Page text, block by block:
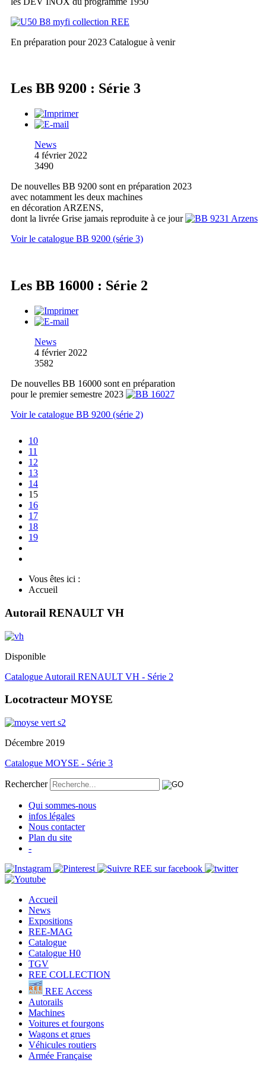
En préparation pour 2023 Catalogue à venir
Les BB 9200 : Série 3
News
4 février 2022
3490
De nouvelles BB 9200 sont en préparation 2023
avec notamment les deux machines
en décoration ARZENS,
dont la livrée Grise jamais reproduite à ce jour
Voir le catalogue BB 9200 (série 3)
Les BB 16000 : Série 2
News
4 février 2022
3582
De nouvelles BB 16000 sont en préparation
pour le premier semestre 2023
Voir le catalogue BB 9200 (série 2)
10
11
12
13
14
15
16
17
18
19
Vous êtes ici :
Accueil
Autorail RENAULT VH
Disponible
Catalogue Autorail RENAULT VH - Série 2
Locotracteur MOYSE
Décembre 2019
Catalogue MOYSE - Série 3
Rechercher
Qui sommes-nous
infos légales
Nous contacter
Plan du site
-
Accueil
News
Expositions
REE-MAG
Catalogue
Catalogue H0
TGV
REE COLLECTION
REE Access
Autorails
Machines
Voitures et fourgons
Wagons et grues
Véhicules routiers
Armée Française